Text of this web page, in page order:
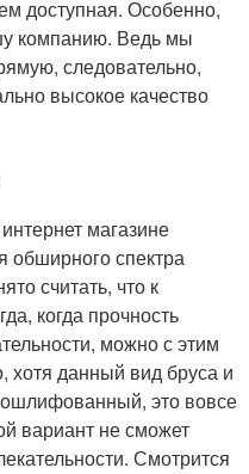
доступная. Особенно,
компанию. Ведь мы
следовательно,
высокое качество
магазине
обширного спектра
считать, что к
когда прочность
можно с этим
хотя данный вид бруса и
это вовсе
вариант не сможет
Смотрится